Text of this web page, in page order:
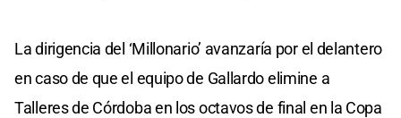
La dirigencia del ‘Millonario’ avanzaría por el delantero
en caso de que el equipo de Gallardo elimine a
Talleres de Córdoba en los octavos de final en la Copa